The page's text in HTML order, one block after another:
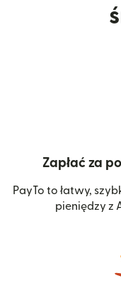
Zapłać za
PayTo to łatwy,
pieniędzy z